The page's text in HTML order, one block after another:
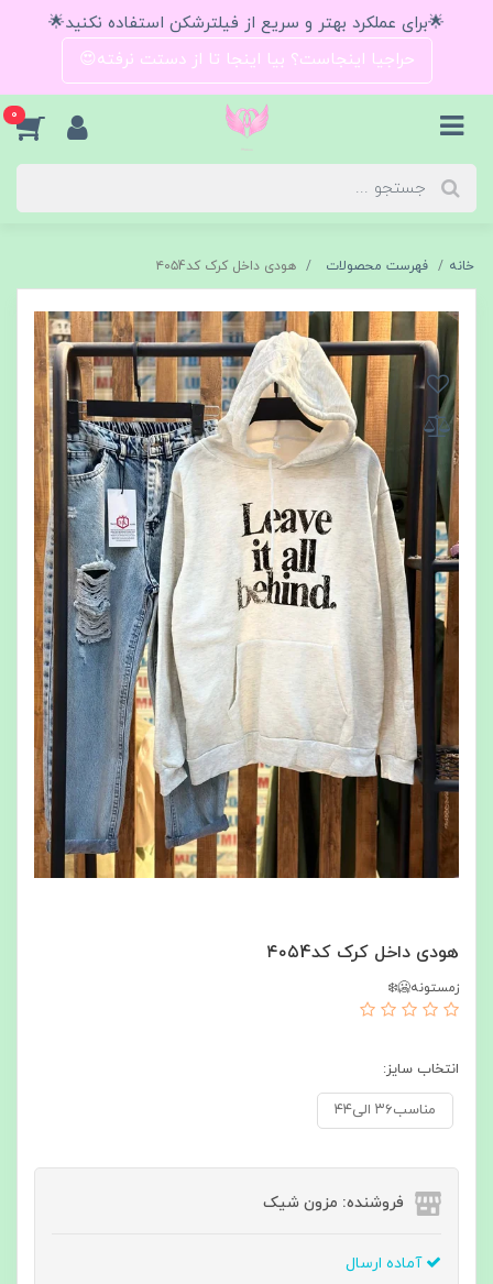
🌟برای عملکرد بهتر و سریع از فیلترشکن استفاده نکنید🌟
حراجیا اینجاست؟ بیا اینجا تا از دستت نرفته😍
0
خانه فهرست محصولات هودی داخل کرک کد۴۰۵4
هودی داخل کرک کد۴۰۵4
زمستونه🥶❄️
انتخاب سایز:
مناسب۳۶ الی۴۴
فروشنده: مزون شیک
آماده ارسال